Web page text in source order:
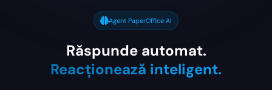
Agent PaperOffice AI
Răspunde automat.
Reacționează inteligent.